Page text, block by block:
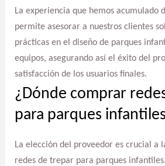
La experiencia que hemos acumulado
permite asesorar a nuestros clientes
prácticas en el diseño de parques
equipos, asegurando así el éxito del
satisfacción de los usuarios finales.
¿Dónde comprar
para parques
La elección del proveedor es crucial a
redes de trepar para parques